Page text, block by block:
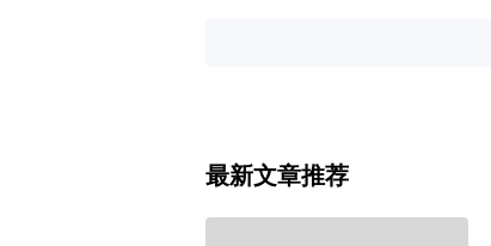
最新文章推荐